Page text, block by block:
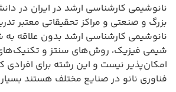
نانوشیمی کارشناسی ارشد در ایران در
بزرگ و صنعتی و مراکز تحقیقاتی معتبر
نانوشیمی کارشناسی ارشد بدون علاقه
شیمی فیزیک، روش‌های سنتز و
امکان‌پذیر نیست و این رشته برای افرادی
فناوری نانو در صنایع مختلف هستند